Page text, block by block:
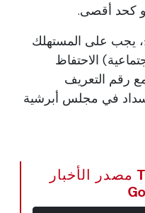
يجب على المستهلك
الاحتفاظ
رقم التعريف
في مجلس أبرشية
اجعل The Portugal News مصدر الأخبار